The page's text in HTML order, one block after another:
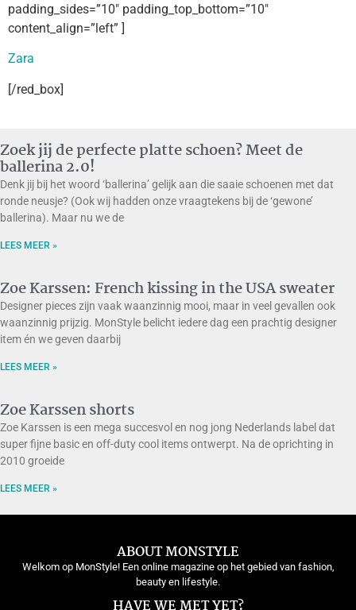
padding_sides=”10″ padding_top_bottom=”10″
content_align=”left” ]
Zara
[/red_box]
Zoek jij de perfecte platte schoen? Meet de
ballerina 2.0!
Denk jij bij het woord ‘ballerina’ gelijk aan die saaie schoenen met dat
ronde neusje? (Ook wij hadden onze vraagtekens bij de ‘gewone’
ballerina). Maar nu we de
LEES MEER »
Zoe Karssen: French kissing in the USA sweater
Designer pieces zijn vaak waanzinnig mooi, maar in veel gevallen ook
waanzinnig prijzig. MonStyle belicht iedere dag een prachtig designer
item én we geven daarbij
LEES MEER »
Zoe Karssen shorts
Zoe Karssen is een mega succesvol en nog jong Nederlands label dat
super fijne basic en off-duty cool items ontwerpt. Na de oprichting in
2010 groeide
LEES MEER »
ABOUT MONSTYLE
Welkom op MonStyle! Een online magazine op het gebied van fashion,
beauty en lifestyle.